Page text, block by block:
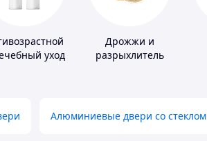
уход
Дрожжи и
разрыхлитель
Алюминиевые двери со стеклом